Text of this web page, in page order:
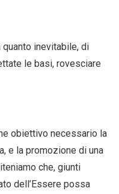
inevitabile, di
le basi, rovesciare
obiettivo necessario la
e la promozione di una
che, giunti
dell’Essere possa